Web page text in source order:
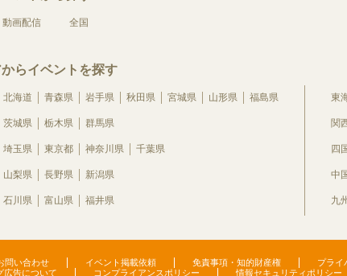
動画配信 全国
らイベントを探す
北海道 青森県 岩手県 秋田県 宮城県 山形県 福島県
茨城県 栃木県 群馬県
埼玉県 東京都 神奈川県 千葉県
山梨県 長野県 新潟県
石川県 富山県 福井県
東
関
四
中
九
問い合わせ イベント掲載依頼 免責事項・知的財産権 プライ
広告について
コンプライアンスポリシー 情報セキュリティポリシー